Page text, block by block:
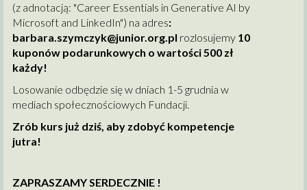
(z adnotacją: "Career Essentials in Generative AI by
Microsoft and LinkedIn") na adres:
barbara.szymczyk@junior.org.pl rozlosujemy 10
kuponów podarunkowych o wartości 500 zł
każdy!
Losowanie odbędzie się w dniach 1-5 grudnia w
mediach społecznościowych Fundacji.
Zrób kurs już dziś, aby zdobyć kompetencje
jutra!
ZAPRASZAMY SERDECZNIE !